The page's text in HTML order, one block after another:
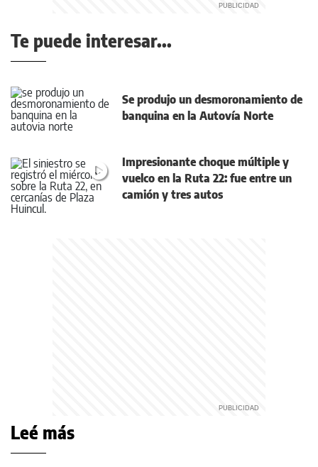
Te puede interesar...
Se produjo un desmoronamiento de
banquina en la Autovía Norte
Impresionante choque múltiple y
vuelco en la Ruta 22: fue entre un
camión y tres autos
Leé más